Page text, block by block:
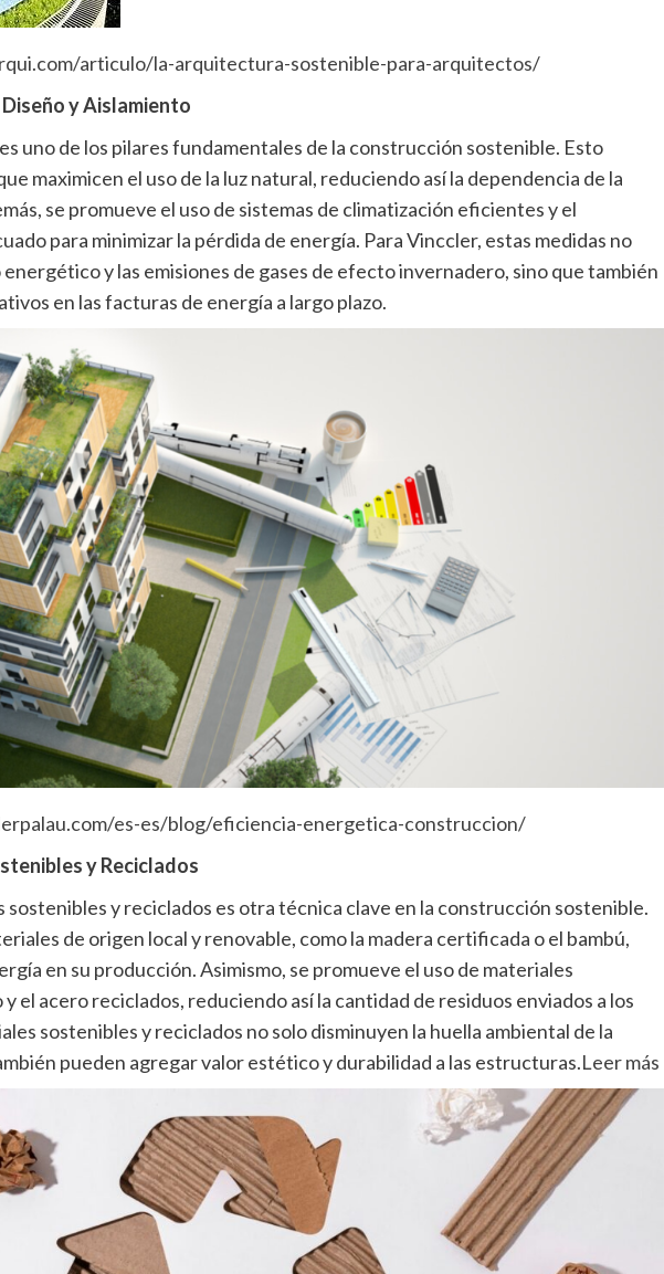
articulo/la-arquitectura-sostenible-para-arquitectos/
y Aislamiento
es uno de los pilares fundamentales de la construcción sostenible. Esto
maximicen el uso de la luz natural, reduciendo así la dependencia de la
se promueve el uso de sistemas de climatización eficientes y el
para minimizar la pérdida de energía. Para Vinccler, estas medidas no
y las emisiones de gases de efecto invernadero, sino que también
en las facturas de energía a largo plazo.
es-es/blog/eficiencia-energetica-construccion/
y Reciclados
sostenibles y reciclados es otra técnica clave en la construcción sostenible.
de origen local y renovable, como la madera certificada o el bambú,
en su producción. Asimismo, se promueve el uso de materiales
el acero reciclados, reduciendo así la cantidad de residuos enviados a los
sostenibles y reciclados no solo disminuyen la huella ambiental de la
pueden agregar valor estético y durabilidad a las estructuras.Leer más